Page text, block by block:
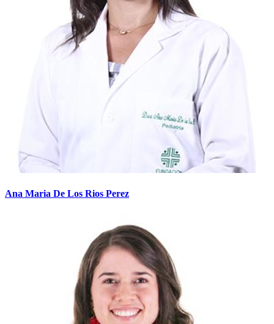
Ana Maria De Los Rios Perez